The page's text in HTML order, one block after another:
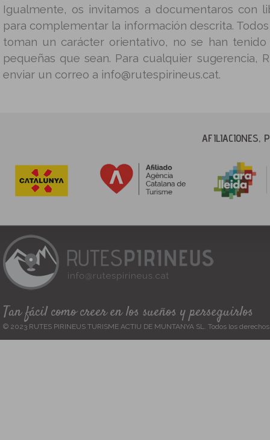
Igualmente, os invitamos a documentaros con
para complementar la información descrita.
toman un carácter orientativo, no se han
pequeñas que sean. Para cualquier sugerencia,
enviar un correo a info@rutespirineus.cat.
AFILIACIONES,
Tan fácil como creer en los sueños y perseguirlos
© 2023 RUTES PIRINEUS TURISME ACTIU DE MUNTANYA SL. Todos los